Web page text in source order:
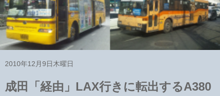
2010年12月9日木曜日
成田「経由」LAX行きに転出するA380